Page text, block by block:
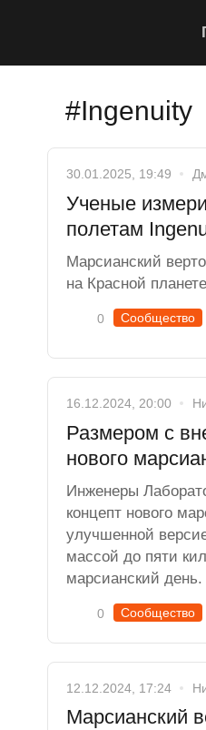
#Ingenuity
30.01.2025, 19:49
Ученые
полетам
Марсианский
на Красной
0 Сообщество
16.12.2024, 20:00
Размером с
нового
Инженеры
концепт нового
улучшенной
массой до пяти
марсианский день.
0 Сообщество
12.12.2024, 17:24
Марсианский